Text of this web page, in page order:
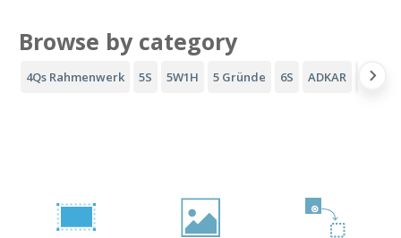
Browse by category
4Qs Rahmenwerk 5S 5W1H 5 Gründe 6S ADKAR